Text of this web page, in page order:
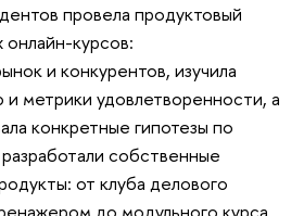
провела продуктовый
курсов:
и конкурентов, изучила
метрики удовлетворенности, а
конкретные гипотезы по
собственные
от клуба делового